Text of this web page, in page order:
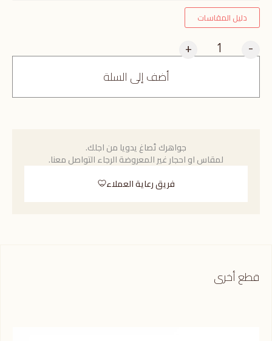
دليل المقاسات
-
+
أضف إلى السلة
جواهرك تُصاغ يدويا من اجلك.
لمقاس او احجار غير المعروضة الرجاء التواصل معنا.
فريق رعاية العملاء
قطع أخرى